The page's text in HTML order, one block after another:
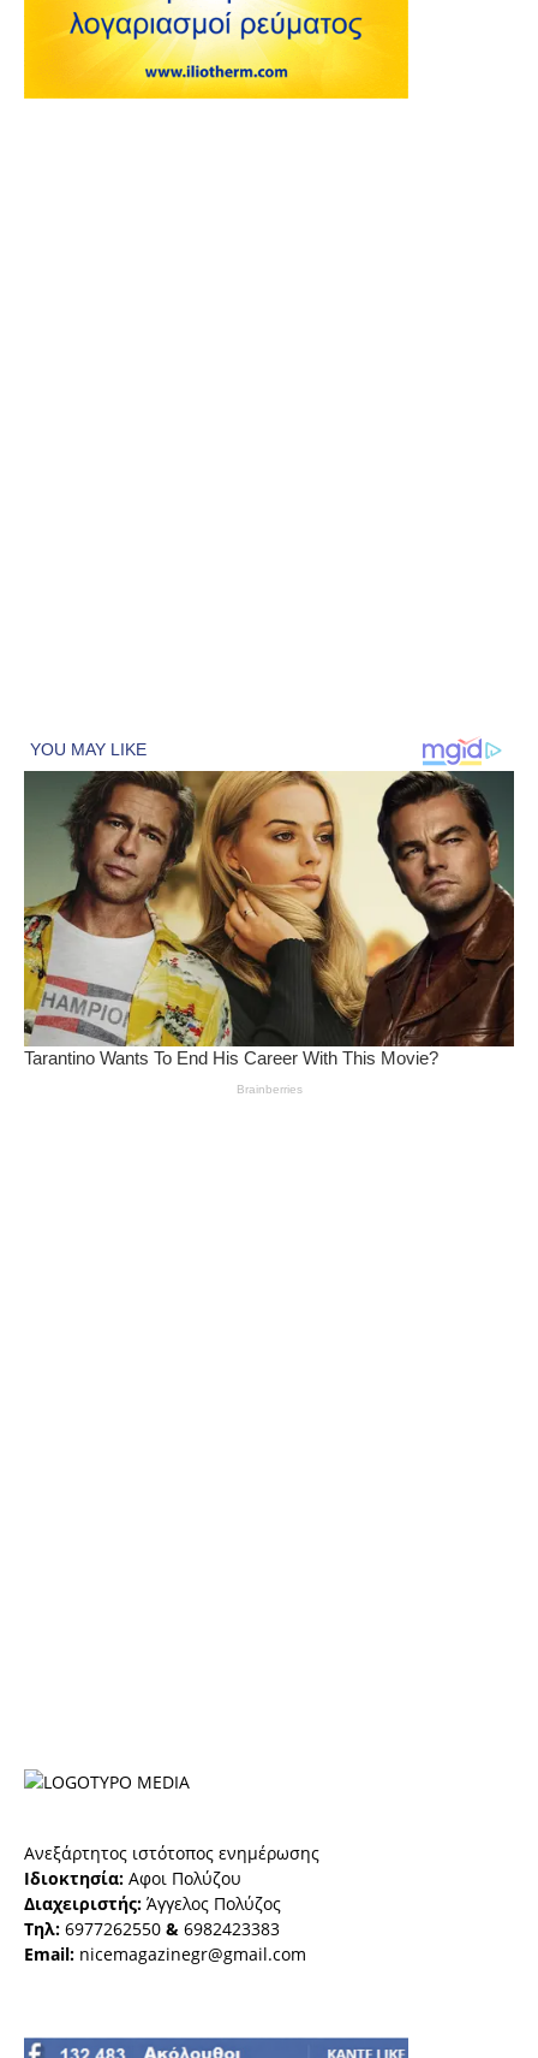
Ανεξάρτητος ιστότοπος ενημέρωσης
Ιδιοκτησία: Αφοι Πολύζου
Διαχειριστής: Άγγελος Πολύζος
Τηλ: 6977262550 & 6982423383
Email: nicemagazinegr@gmail.com